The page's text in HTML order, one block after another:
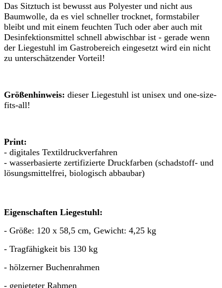
Das Sitztuch ist bewusst aus Polyester und nicht aus
Baumwolle, da es viel schneller trocknet, formstabiler
bleibt und mit einem feuchten Tuch oder aber auch mit
Desinfektionsmittel schnell abwischbar ist - gerade wenn
der Liegestuhl im Gastrobereich eingesetzt wird ein nicht
zu unterschätzender Vorteil!
Größenhinweis: dieser Liegestuhl ist unisex und one-size-
fits-all!
Print:
- digitales Textildruckverfahren
- wasserbasierte zertifizierte Druckfarben (schadstoff- und
lösungsmittelfrei, biologisch abbaubar)
Eigenschaften Liegestuhl:
- Größe: 120 x 58,5 cm, Gewicht: 4,25 kg
- Tragfähigkeit bis 130 kg
- hölzerner Buchenrahmen
- genieteter Rahmen